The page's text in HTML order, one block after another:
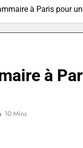
à Paris pour
à
10 Mins